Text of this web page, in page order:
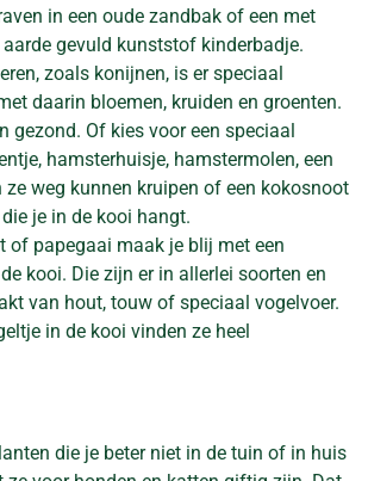
in een oude zandbak of een met
gevuld kunststof kinderbadje.
zoals konijnen, is er speciaal
daarin bloemen, kruiden en groenten.
gezond. Of kies voor een speciaal
hamsterhuisje, hamstermolen, een
weg kunnen kruipen of een kokosnoot
je in de kooi hangt.
of papegaai maak je blij met een
kooi. Die zijn er in allerlei soorten en
van hout, touw of speciaal vogelvoer.
in de kooi vinden ze heel
die je beter niet in de tuin of in huis